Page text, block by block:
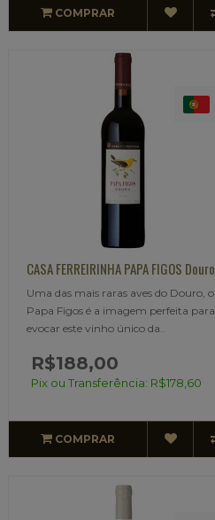
COMPRAR
CASA FERREIRINHA PAPA FIGOS Douro
Uma das mais raras aves do Douro, o
Papa Figos é a imagem perfeita para
evocar este vinho único da..
R$188,00
Pix ou Transferência: R$178,60
COMPRAR